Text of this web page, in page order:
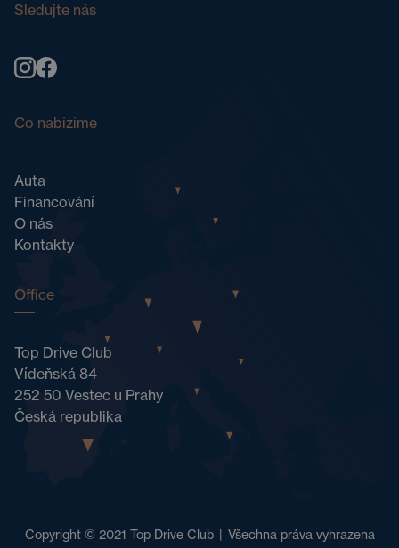
Sledujte nás
Co nabízíme
Auta
Financování
O nás
Kontakty
Office
Top Drive Club
Vídeňská 84
252 50 Vestec u Prahy
Česká republika
Copyright © 2021 Top Drive Club| Všechna práva vyhrazena